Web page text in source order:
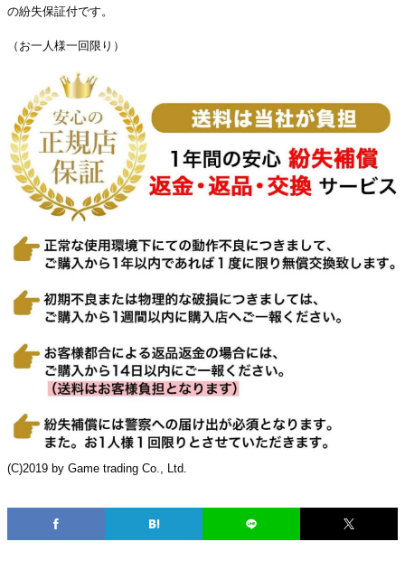
の紛失保証付です。
（お一人様一回限り）
(C)2019 by Game trading Co., Ltd.